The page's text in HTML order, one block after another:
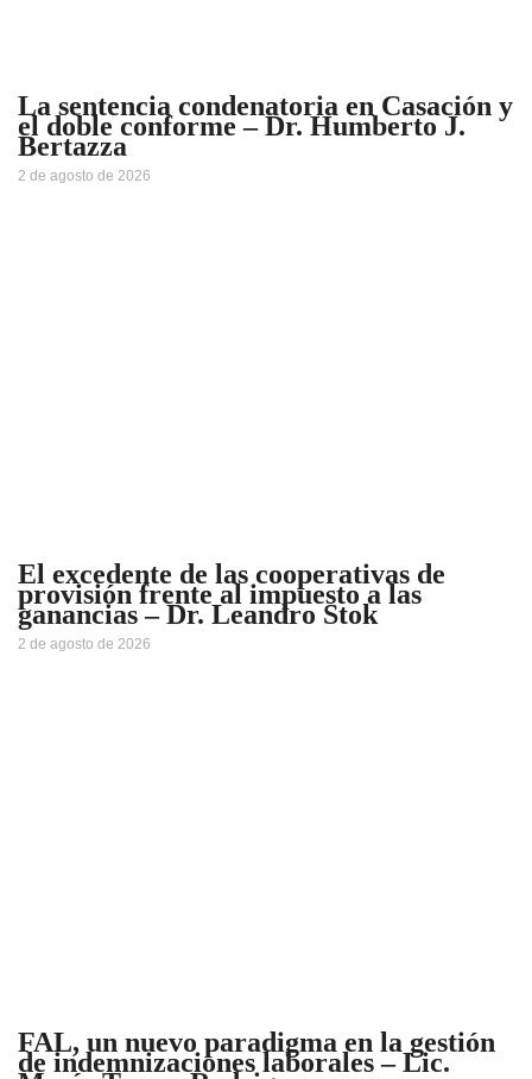
La sentencia condenatoria en Casación y
el doble conforme – Dr. Humberto J.
Bertazza
2 de agosto de 2026
El excedente de las cooperativas de
provisión frente al impuesto a las
ganancias – Dr. Leandro Stok
2 de agosto de 2026
FAL, un nuevo paradigma en la gestión
de indemnizaciones laborales – Lic.